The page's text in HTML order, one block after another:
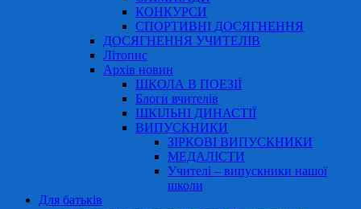
КОНКУРСИ
СПОРТИВНІ ДОСЯГНЕННЯ
ДОСЯГНЕННЯ УЧИТЕЛІВ
Літопис
Архів новин
ШКОЛА В ПОЕЗІЇ
Блоги вчителів
ШКІЛЬНІ ДИНАСТІЇ
ВИПУСКНИКИ
ЗІРКОВІ ВИПУСКНИКИ
МЕДАЛІСТИ
Учителі – випускники нашої
школи
Для батьків